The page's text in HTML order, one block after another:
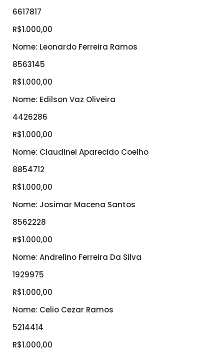
6617817
R$1.000,00
Nome: Leonardo Ferreira Ramos
8563145
R$1.000,00
Nome: Edilson Vaz Oliveira
4426286
R$1.000,00
Nome: Claudinei Aparecido Coelho
8854712
R$1.000,00
Nome: Josimar Macena Santos
8562228
R$1.000,00
Nome: Andrelino Ferreira Da Silva
1929975
R$1.000,00
Nome: Celio Cezar Ramos
5214414
R$1.000,00